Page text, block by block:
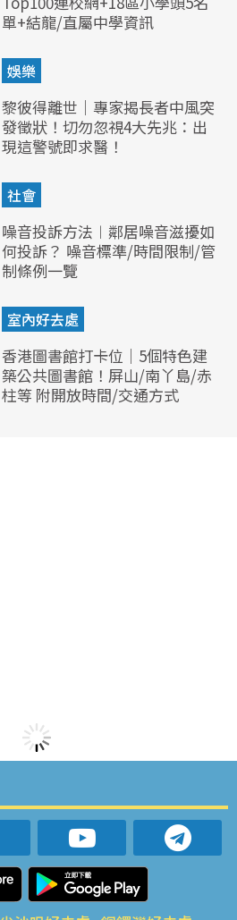
單+結龍/直屬中學資訊
娛樂
黎彼得離世｜專家揭長者中風突
發徵狀！切勿忽視4大先兆：出
現這警號即求醫！
社會
噪音投訴方法︱鄰居噪音滋擾如
何投訴？ 噪音標準/時間限制/管
制條例一覽
室內好去處
香港圖書館打卡位｜5個特色建
築公共圖書館！屏山/南丫島/赤
柱等 附開放時間/交通方式